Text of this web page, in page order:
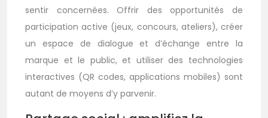
sentir concernées. Offrir des opportunités de
participation active (jeux, concours, ateliers), créer
un espace de dialogue et d’échange entre la
marque et le public, et utiliser des technologies
interactives (QR codes, applications mobiles) sont
autant de moyens d’y parvenir.